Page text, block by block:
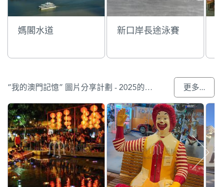
媽閣水道 新口岸長途泳賽
“我的澳門記憶” 圖片分享計劃 - 2025的參與作品 更多...